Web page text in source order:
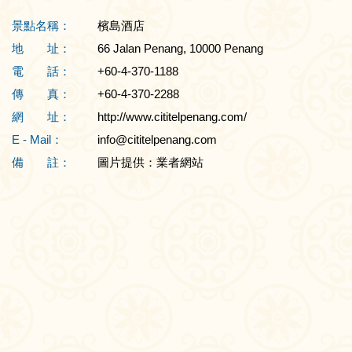
景點名稱：
檳島酒店
地 址：
66 Jalan Penang, 10000 Penang
電 話：
+60-4-370-1188
傳 真：
+60-4-370-2288
網 址：
http://www.cititelpenang.com/
E - Mail：
info@cititelpenang.com
備 註：
圖片提供：業者網站